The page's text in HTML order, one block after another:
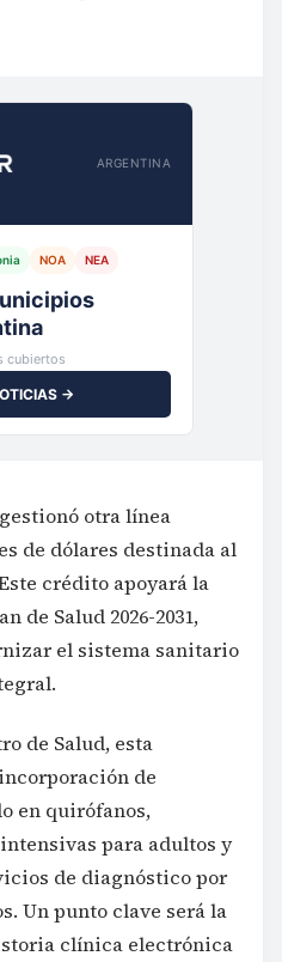
ARGENTINA
NOA NEA
cubiertos
→
otra línea
de dólares destinada al
crédito apoyará la
de Salud 2026-2031,
el sistema sanitario
de Salud, esta
de
en quirófanos,
para adultos y
de diagnóstico por
Un punto clave será la
clínica electrónica